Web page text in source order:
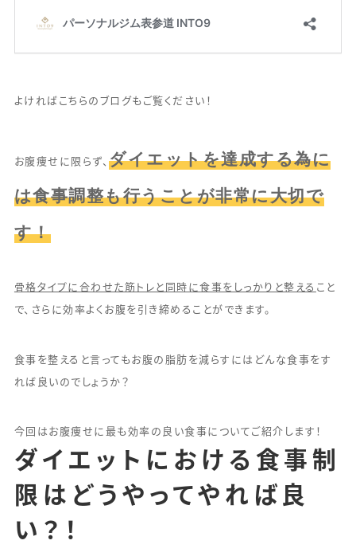
よければこちらのブログもご覧ください！
お腹痩せに限らず、ダイエットを達成する為に
は食事調整も行うことが非常に大切で
す！
骨格タイプに合わせた筋トレと同時に食事をしっかりと整える こと
で、さらに効率よくお腹を引き締めることができます。
食事を整えると言ってもお腹の脂肪を減らすにはどんな食事をす
れば良いのでしょうか？
今回はお腹痩せに最も効率の良い食事についてご紹介します！
ダイエットにおける食事制
限はどうやってやれば良
い？！